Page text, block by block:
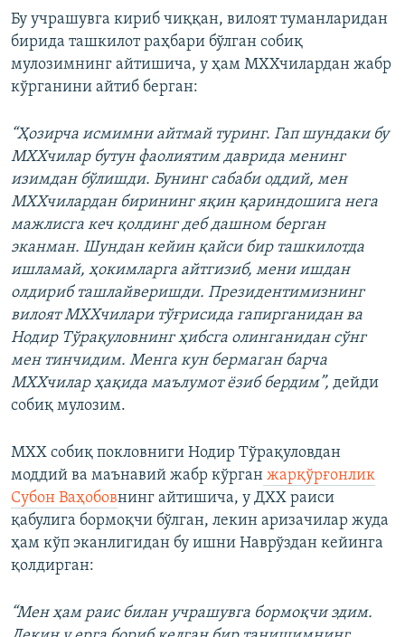
Бу учрашувга кириб чиққан, вилоят туманларидан
бирида ташкилот раҳбари бўлган собиқ
мулозимнинг айтишича, у ҳам МХХчилардан жабр
кўрганини айтиб берган:
“Ҳозирча исмимни айтмай туринг. Гап шундаки бу
МХХчилар бутун фаолиятим даврида менинг
изимдан бўлишди. Бунинг сабаби оддий, мен
МХХчилардан бирининг яқин қариндошига нега
мажлисга кеч қолдинг деб дашном берган
эканман. Шундан кейин қайси бир ташкилотда
ишламай, ҳокимларга айтгизиб, мени ишдан
олдириб ташлайверишди. Президентимизнинг
вилоят МХХчилари тўғрисида гапирганидан ва
Нодир Тўрақуловнинг ҳибсга олинганидан сўнг
мен тинчидим. Менга кун бермаган барча
МХХчилар ҳақида маълумот ёзиб бердим”, дейди
собиқ мулозим.
МХХ собиқ покловниги Нодир Тўрақуловдан
моддий ва маънавий жабр кўрган жарқўрғонлик
Субон Ваҳобовнинг айтишича, у ДХХ раиси
қабулига бормоқчи бўлган, лекин аризачилар жуда
ҳам кўп эканлигидан бу ишни Наврўздан кейинга
қолдирган:
“Мен ҳам раис билан учрашувга бормоқчи эдим.